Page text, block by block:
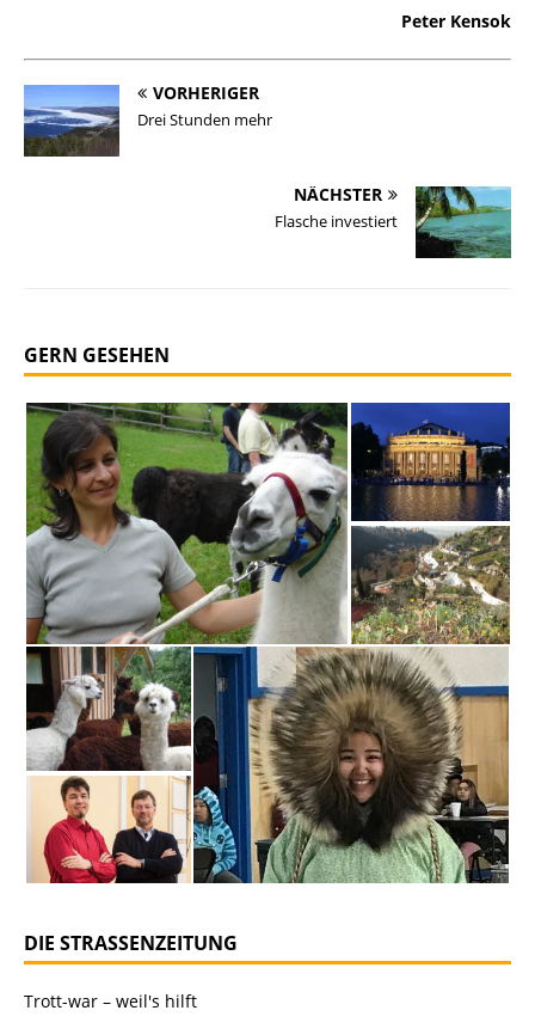
Peter Kensok
VORHERIGER
Drei Stunden mehr
NÄCHSTER
Flasche investiert
GERN GESEHEN
DIE STRASSENZEITUNG
Trott-war – weil's hilft